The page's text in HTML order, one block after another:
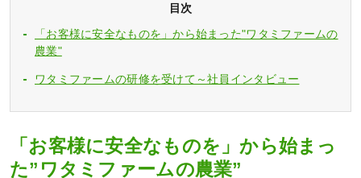
目次
「お客様に安全なものを」から始まった"ワタミファームの
農業"
ワタミファームの研修を受けて～社員インタビュー
「お客様に安全なものを」から始まっ
た”ワタミファームの農業”